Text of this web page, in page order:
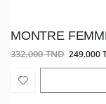
MONTRE
332.000 TND 249.000